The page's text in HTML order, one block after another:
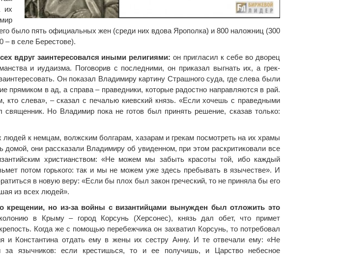
их
было пять официальных жен (среди них вдова Ярополка) и 800 наложниц (300
– в селе Берестове).
вдруг заинтересовался иными религиями: он пригласил к себе во дворец
и иудаизма. Поговорив с последними, он приказал выгнать их, а грек-
Он показал Владимиру картину Страшного суда, где слева были
прямиком в ад, а справа – праведники, которые радостно направляются в рай.
кто слева», – сказал с печалью киевский князь. «Если хочешь с праведными
священник. Но Владимир пока не готов был принять решение, сказав только:
к немцам, волжским болгарам, хазарам и грекам посмотреть на их храмы
домой, они рассказали Владимиру об увиденном, при этом раскритиковали все
христианством: «Не можем мы забыть красоты той, ибо каждый
потом горького: так и мы не можем уже здесь пребывать в язычестве». И
в новую веру: «Если бы плох был закон греческий, то не приняла бы его
из всех людей».
крещении, но из-за войны с византийцами вынужден был отложить это
в Крыму – город Корсунь (Херсонес), князь дал обет, что примет
Когда же с помощью перебежчика он захватил Корсунь, то потребовал
и Константина отдать ему в жены их сестру Анну. И те отвечали ему: «Не
за язычников: если крестишься, то и ее получишь, и Царство небесное